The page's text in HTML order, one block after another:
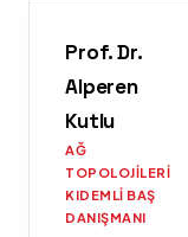
Prof. Dr.
Alperen
Kutlu
AĞ
TOPOLOJILERI
KIDEMLI BAŞ
DANIŞMANI